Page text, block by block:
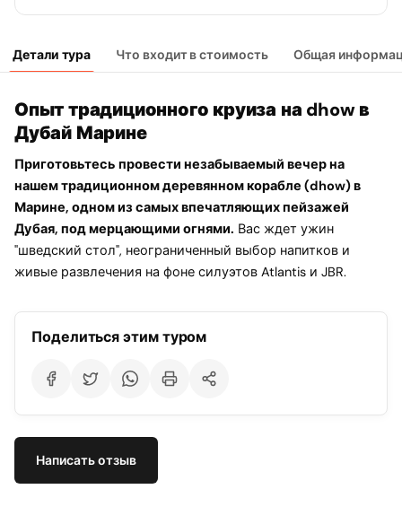
Детали тура Что входит в стоимость Общая
Опыт традиционного круиза на dhow в
Дубай Марине
Приготовьтесь провести незабываемый вечер на
нашем традиционном деревянном корабле (dhow) в
Марине, одном из самых впечатляющих пейзажей
Дубая, под мерцающими огнями. Вас ждет ужин
"шведский стол", неограниченный выбор напитков и
живые развлечения на фоне силуэтов Atlantis и JBR.
Поделиться этим туром
Написать отзыв